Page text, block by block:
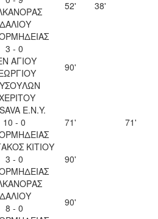
52' 38'
3 - 0
ΑΓΙΟΥ
90'
Ε.Ν.Y.
10 - 0
71'
71'
ΚΙΤΙΟΥ
3 - 0
90'
8 - 0
90'